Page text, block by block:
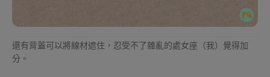
還有背蓋可以將線材遮住，忍受不了雜亂的處女座（我）覺得加
分。